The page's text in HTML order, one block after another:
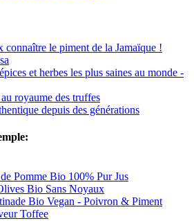
connaître le piment de la Jamaïque !
et herbes les plus saines au monde -
royaume des truffes
depuis des générations
Pomme Bio 100% Pur Jus
Bio Sans Noyaux
Bio Vegan - Poivron & Piment
Toffee